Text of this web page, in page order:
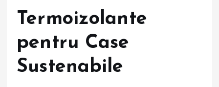
Termoizolante
pentru Case
Sustenabile